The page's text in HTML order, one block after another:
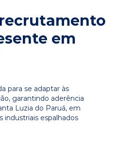
em
para se adaptar às
garantindo aderência
Luzia do Paruá, em
industriais espalhados